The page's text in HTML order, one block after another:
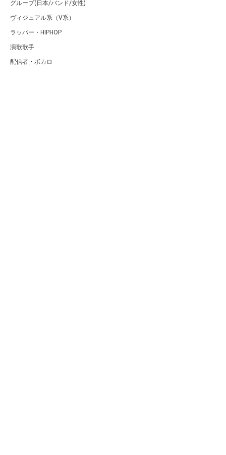
グループ(日本/バンド/女性)
ヴィジュアル系（V系）
ラッパー・HIPHOP
演歌歌手
配信者・ボカロ